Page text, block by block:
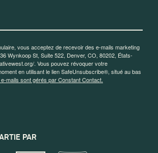
vous acceptez de recevoir des e-mails marketing
Wynkoop St, Suite 522, Denver, CO, 80202, États-
. Vous pouvez révoquer votre
en utilisant le lien SafeUnsubscribe®, situé au bas
mails sont gérés par Constant Contact.
PAR